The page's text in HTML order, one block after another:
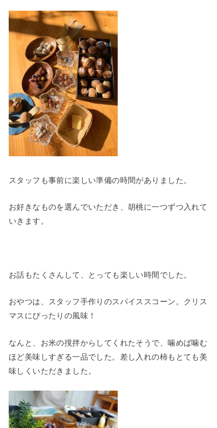
スタッフも事前に楽しい準備の時間がありました。
お好きなものを選んでいただき、胡桃に一つずつ入れて
いきます。
お話もたくさんして、とっても楽しい時間でした。
おやつは、スタッフ手作りのスパイススコーン。クリス
マスにぴったりの風味！
なんと、お米の撹拌からしてくれたそうで、噛めば噛む
ほど美味しすぎる一品でした。差し入れの柿もとても美
味しくいただきました。